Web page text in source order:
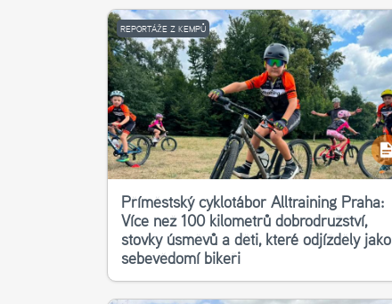
REPORTÁŽE Z KEMPŮ
Příměstský cyklotábor Alltraining Praha:
Více než 100 kilometrů dobrodružství,
stovky úsměvů a děti, které odjížděly jako
sebevědomí bikeři